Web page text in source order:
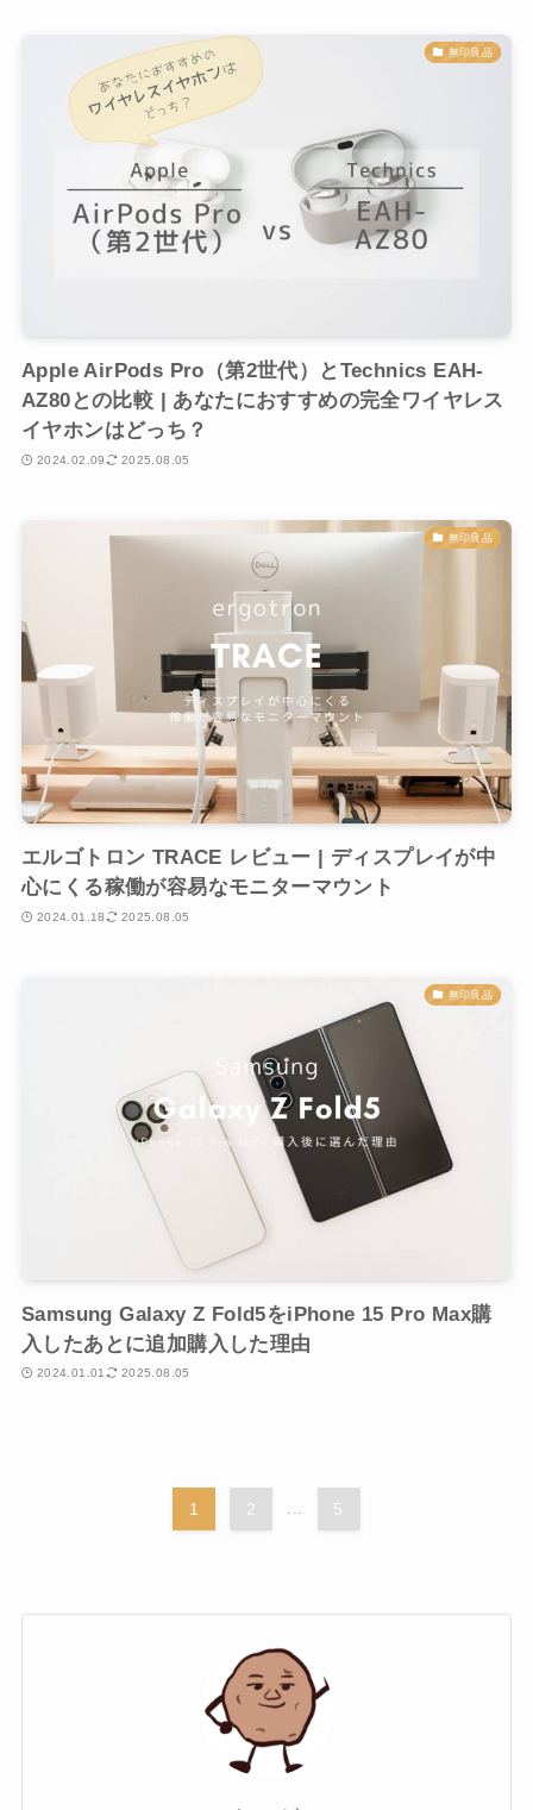
無印良品
Apple AirPods Pro（第2世代）とTechnics EAH-
AZ80との比較 | あなたにおすすめの完全ワイヤレス
イヤホンはどっち？
2024.02.09 2025.08.05
無印良品
エルゴトロン TRACE レビュー | ディスプレイが中
心にくる稼働が容易なモニターマウント
2024.01.18 2025.08.05
無印良品
Samsung Galaxy Z Fold5をiPhone 15 Pro Max購
入したあとに追加購入した理由
2024.01.01 2025.08.05
1 2 5